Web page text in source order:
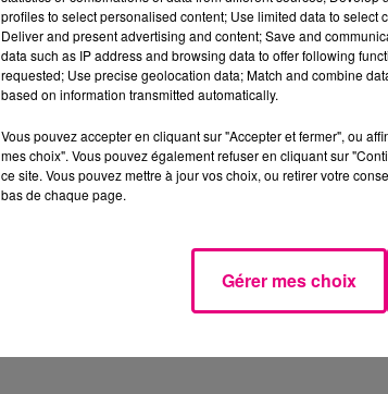
profiles to select personalised content; Use limited data to select
Deliver and present advertising and content; Save and
data such as IP address and browsing data to offer following
requested; Use precise geolocation data; Match and combine
based on information transmitted automatically.
Vous pouvez accepter en cliquant sur "Accepter et fermer", ou
mes choix". Vous pouvez également refuser en cliquant sur
ce site. Vous pouvez mettre à jour vos choix, ou retirer votre
bas de chaque page.
Gérer mes choix